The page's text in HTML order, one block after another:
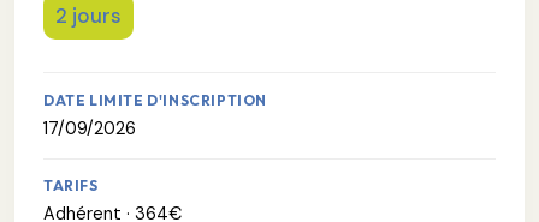
2 jours
DATE LIMITE D'INSCRIPTION
17/09/2026
TARIFS
Adhérent · 364€